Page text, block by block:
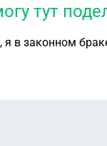
тут
в законном